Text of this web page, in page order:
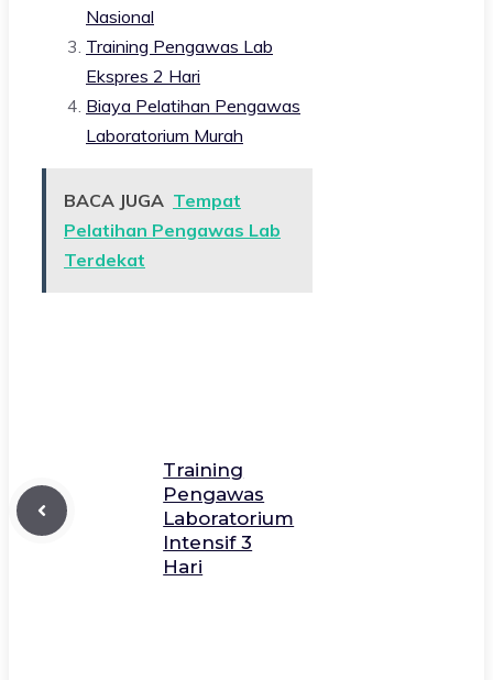
Nasional
Training Pengawas Lab
Ekspres 2 Hari
Biaya Pelatihan Pengawas
Laboratorium Murah
BACA JUGA Tempat
Pelatihan Pengawas Lab
Terdekat
Training
Pengawas
Laboratorium
Intensif 3
Hari